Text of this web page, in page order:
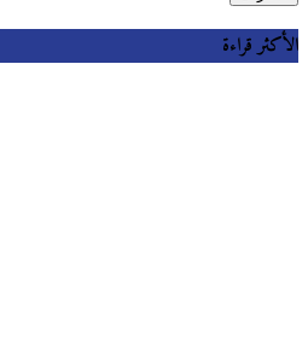
الأكثر قراءة